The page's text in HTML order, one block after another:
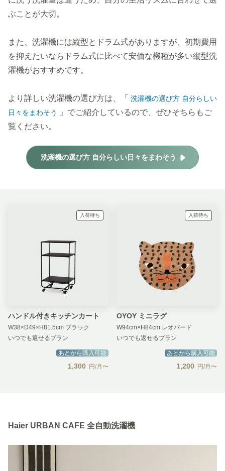
ぶことが大切。
また、洗濯機には縦型とドラム式がありますが、初期費用
を抑えたいならドラム式に比べて安価な機種が多い縦型洗
濯機がおすすめです。
より詳しい洗濯機の選び方は、「 洗濯機の選び方 自分らしい
日々をまわそう
」でご紹介しているので、ぜひそちらもご
覧ください。
洗濯機の選び方 自分らしい日々をまわそう
入荷待ち
ハンドル付きキッチンカート
W38×D49×H81.5cm ブラック
いつでも返せるプラン
あとから購入可能
1,300 円/月〜
入荷待ち
OYOY ミニラグ
W94cm×H84cm レオパード
いつでも返せるプラン
あとから購入可能
1,200 円/月〜
Haier URBAN CAFE 全自動洗濯機